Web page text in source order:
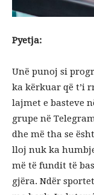
Pyetja:
Unë punoj si
ka kërkuar që t’i
lajmet e basteve
grupe në
dhe më tha se
lloj nuk ka
më të fundit të
gjëra. Ndër